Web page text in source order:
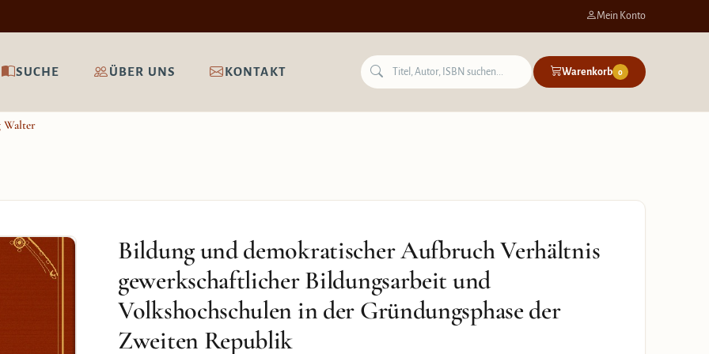
Mein Konto
SUCHE ÜBER UNS KONTAKT Warenkorb 0
Walter
Bildung und demokratischer Aufbruch Verhältnis
gewerkschaftlicher Bildungsarbeit und
Volkshochschulen in der Gründungsphase der
Zweiten Republik